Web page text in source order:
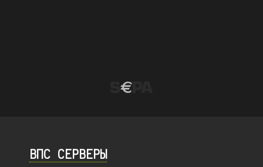
ВПС СЕРВЕРЫ